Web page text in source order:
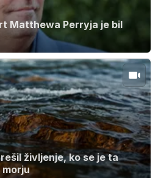
Matthewa Perryja je bil
življenje, ko se je ta